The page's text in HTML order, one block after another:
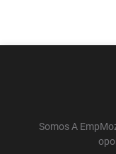
Somos A